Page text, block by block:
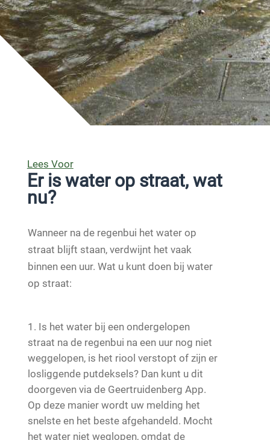
Lees Voor
Er is water op straat, wat
nu?
Wanneer na de regenbui het water op
straat blijft staan, verdwijnt het vaak
binnen een uur. Wat u kunt doen bij water
op straat:
Is het water bij een ondergelopen
straat na de regenbui na een uur nog niet
weggelopen, is het riool verstopt of zijn er
losliggende putdeksels? Dan kunt u dit
doorgeven via de Geertruidenberg App.
Op deze manier wordt uw melding het
snelste en het beste afgehandeld. Mocht
het water niet weglopen, omdat de